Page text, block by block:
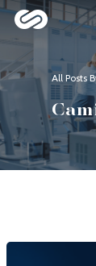
Hit
All Posts